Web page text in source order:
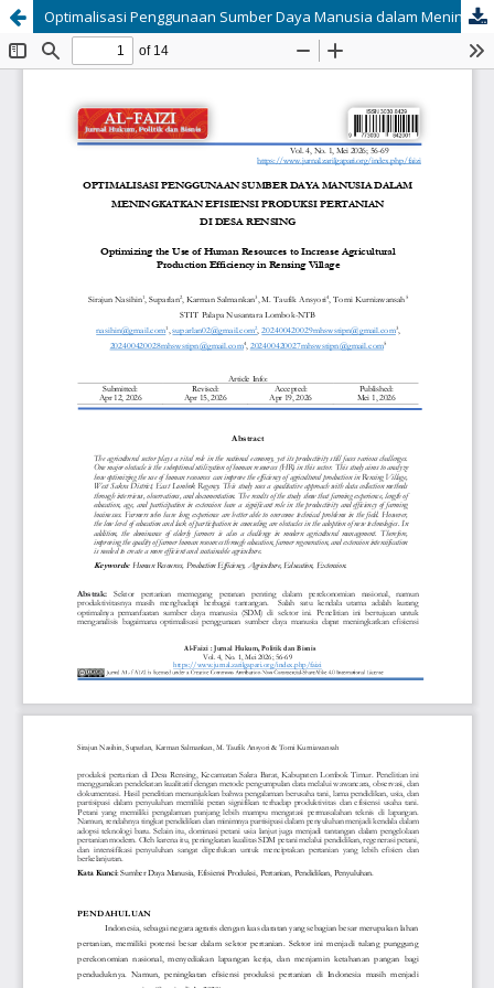
Optimalisasi Penggunaan Sumber Daya Manusia dalam Meningkatkan Efisiensi Prouksi Pertanaian di Desa Rensing